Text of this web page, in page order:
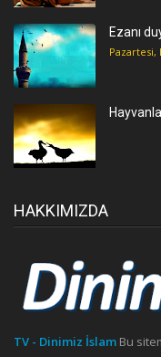
Ezanı
Pazartesi,
HAKKIMIZDA
TV - Dinimiz İslam Bu